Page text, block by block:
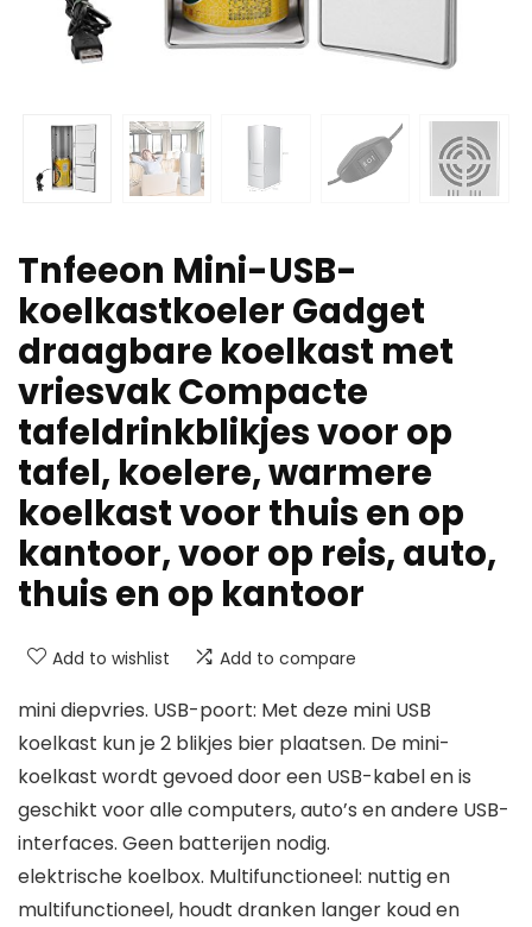
Tnfeeon Mini-USB-
koelkastkoeler Gadget
draagbare koelkast met
vriesvak Compacte
tafeldrinkblikjes voor op
tafel, koelere, warmere
koelkast voor thuis en op
kantoor, voor op reis, auto,
thuis en op kantoor
Add to wishlist Add to compare
mini diepvries. USB-poort: Met deze mini USB
koelkast kun je 2 blikjes bier plaatsen. De mini-
koelkast wordt gevoed door een USB-kabel en is
geschikt voor alle computers, auto’s en andere USB-
interfaces. Geen batterijen nodig.
elektrische koelbox. Multifunctioneel: nuttig en
multifunctioneel, houdt dranken langer koud en